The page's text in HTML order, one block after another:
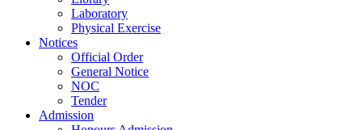
Laboratory
Physical Exercise
Notices
Official Order
General Notice
NOC
Tender
Admission